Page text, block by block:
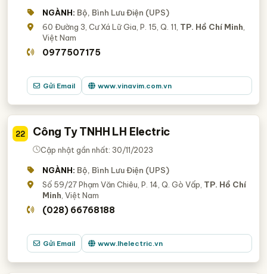
NGÀNH: Bộ, Bình Lưu Điện (UPS)
60 Đường 3, Cư Xá Lữ Gia, P. 15, Q. 11, TP. Hồ Chí Minh,
Việt Nam
0977507175
Gửi Email www.vinavim.com.vn
22 Công Ty TNHH LH Electric
Cập nhật gần nhất: 30/11/2023
NGÀNH: Bộ, Bình Lưu Điện (UPS)
Số 59/27 Phạm Văn Chiêu, P. 14, Q. Gò Vấp, TP. Hồ Chí
Minh, Việt Nam
(028) 66768188
Gửi Email www.lhelectric.vn